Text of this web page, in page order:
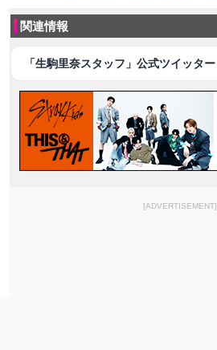
関連情報
「生駒里奈スタッフ」公式ツイッター
[ADVERTISEMENT]